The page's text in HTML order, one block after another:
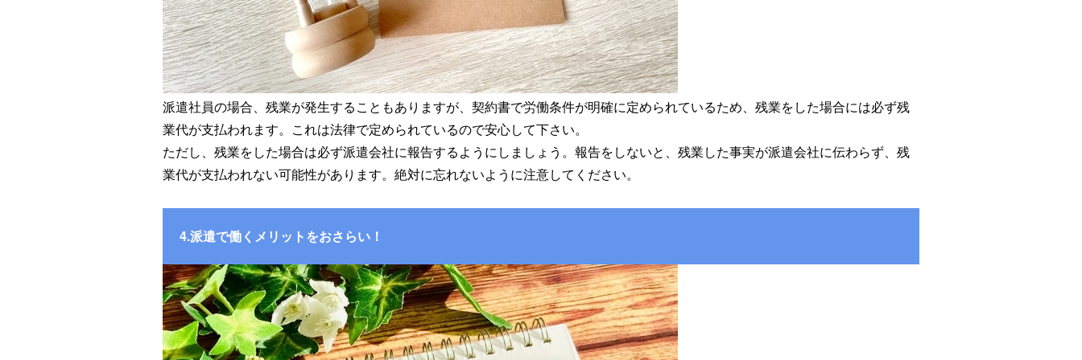
派遣社員の場合、残業が発生することもありますが、契約書で労働条件が明確に定められているため、残業をした場合には必ず残
業代が支払われます。これは法律で定められているので安心して下さい。
ただし、残業をした場合は必ず派遣会社に報告するようにしましょう。報告をしないと、残業した事実が派遣会社に伝わらず、残
業代が支払われない可能性があります。絶対に忘れないように注意してください。
4.派遣で働くメリットをおさらい！